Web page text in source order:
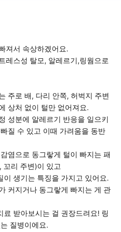
져서 속상하겠어요.
레스성 탈모, 알레르기,링웜으로
주로 배, 다리 안쪽, 허벅지 주변
상처 없이 털만 없어져요.
성분에 알레르기 반응을 일으키
질 수 있고 이때 가려움을 동반
염으로 동그랗게 털이 빠지는 패
꼬리 주변)이 있고
이 생기는 특징을 가지고 있어요.
커지거나 동그랗게 빠지는 게 관
료 받아보시는 걸 권장드려요! 링